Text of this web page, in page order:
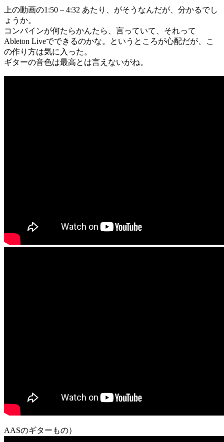
上の動画の1:50 – 4:32 あたり、がそうなんだが、分かるでし
ょうか。
コンバインが何たらかんたら、言っていて、それって
Ableton Liveでできるのかな。というところが心配だが、こ
の作り方は気に入った。
ギターの音色は最高とは言えないがね。
AASのギターもの）